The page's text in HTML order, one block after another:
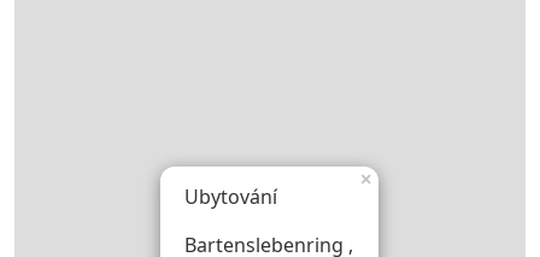
Ubytování
Bartenslebenring ,
×